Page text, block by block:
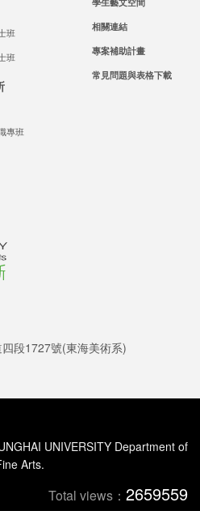
班
班
專班
相關連結
專案補助計畫
常見問題與表格下載
段1727號(東海美術系)
UNIVERSITY Department of
Arts.
Total views： 2659559